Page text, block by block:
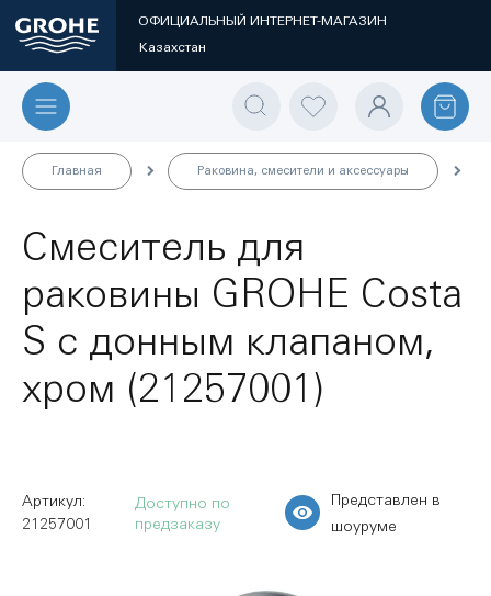
ОФИЦИАЛЬНЫЙ ИНТЕРНЕТ-МАГАЗИН
Казахстан
Главная Раковина, смесители и аксессуары
Смеситель для
раковины GROHE Costa
S с донным клапаном,
хром (21257001)
Представлен в
шоуруме
Доступно по
предзаказу
21257001